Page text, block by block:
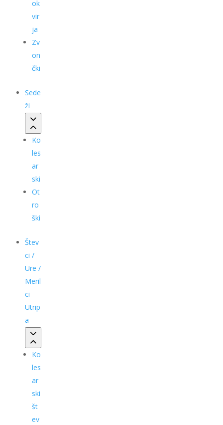
ok
vir
ja
Zv
on
čki
Sede
ži
Ko
les
ar
ski
Ot
ro
ški
Štev
ci /
Ure /
Meril
ci
Utrip
a
Ko
les
ar
ski
št
ev